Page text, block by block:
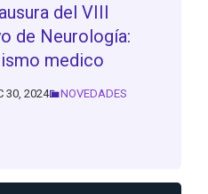
del VIII
de Neurología:
medico
30, 2024 NOVEDADES